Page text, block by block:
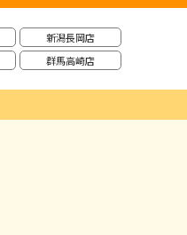
新潟長岡店
群馬高崎店